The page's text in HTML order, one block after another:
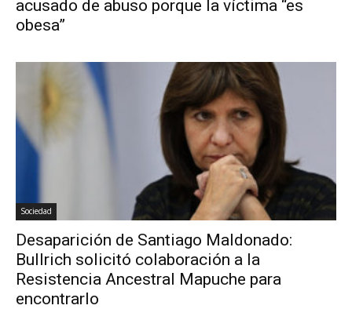
acusado de abuso porque la víctima “es
obesa”
Sociedad
Desaparición de Santiago Maldonado:
Bullrich solicitó colaboración a la
Resistencia Ancestral Mapuche para
encontrarlo